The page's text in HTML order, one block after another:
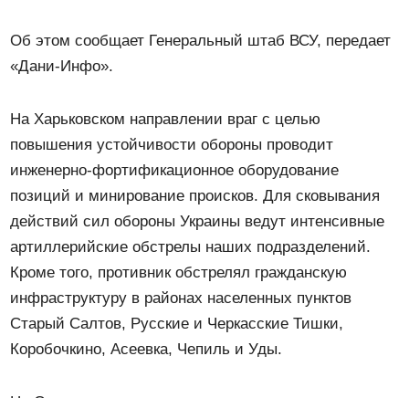
Об этом сообщает Генеральный штаб ВСУ, передает
«Дани-Инфо».
На Харьковском направлении враг с целью
повышения устойчивости обороны проводит
инженерно-фортификационное оборудование
позиций и минирование происков. Для сковывания
действий сил обороны Украины ведут интенсивные
артиллерийские обстрелы наших подразделений.
Кроме того, противник обстрелял гражданскую
инфраструктуру в районах населенных пунктов
Старый Салтов, Русские и Черкасские Тишки,
Коробочкино, Асеевка, Чепиль и Уды.